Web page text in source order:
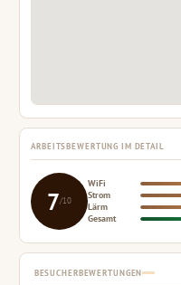
ARBEITSBEWERTUNG IM DETAIL
7/10
WiFi
Strom
Lärm
Gesamt
BESUCHERBEWERTUNGEN